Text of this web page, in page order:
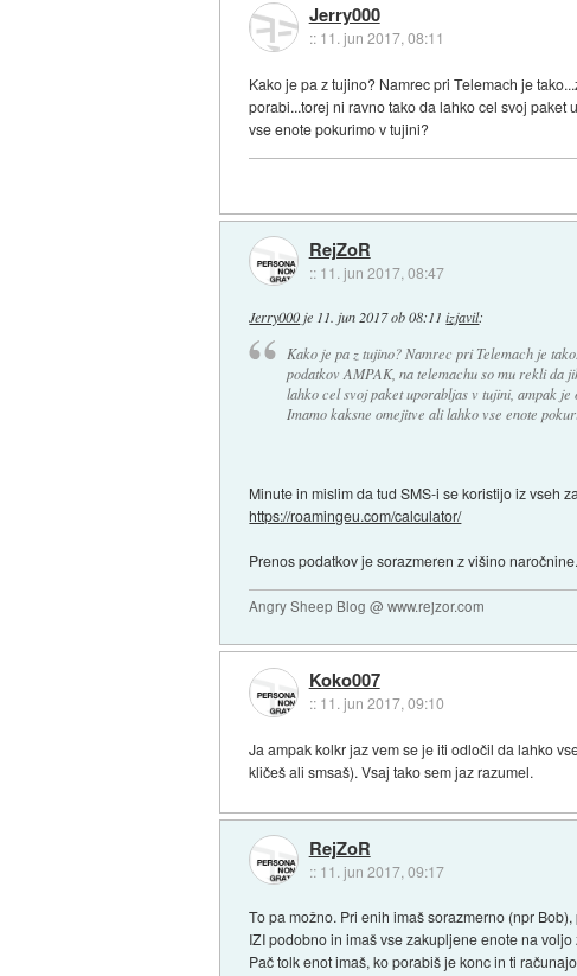
Jerry000
:: 11. jun 2017, 08:11
Kako je pa z tujino? Namrec pri Telemach je
porabi...torej ni ravno tako da lahko cel svoj
vse enote pokurimo v tujini?
RejZoR
:: 11. jun 2017, 08:47
Jerry000je 11. jun 2017 ob 08:11 izjavil:
Kako je pa z tujino? Namrec pri Telemach je
podatkov AMPAK, na telemachu so mu rekli da
lahko cel svoj paket uporabljas v tujini, ampak
Imamo kaksne omejitve ali lahko vse enote
Minute in mislim da tud SMS-i se koristijo iz vseh
https://roamingeu.com/calculator/
Prenos podatkov je sorazmeren z višino
Angry Sheep Blog @ www.rejzor.com
Koko007
:: 11. jun 2017, 09:10
Ja ampak kolkr jaz vem se je iti odločil da lahko
kličeš ali smsaš). Vsaj tako sem jaz razumel.
RejZoR
:: 11. jun 2017, 09:17
To pa možno. Pri enih imaš sorazmerno (npr
IZI podobno in imaš vse zakupljene enote na
Pač tolk enot imaš, ko porabiš je konc in ti